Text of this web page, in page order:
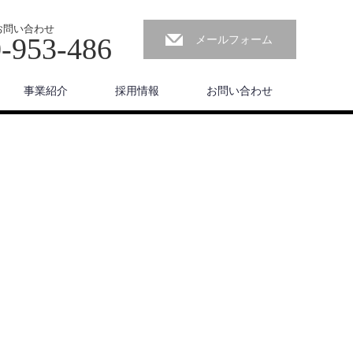
問い合わせ
953-486 メールフォーム
事業紹介 採用情報 お問い合わせ